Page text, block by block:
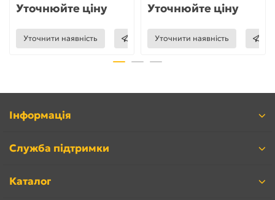
Уточнюйте ціну
Уточнити наявність
Уточнюйте ціну
Уточнити наявність
Інформація
Служба підтримки
Каталог